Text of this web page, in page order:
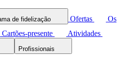
de fidelização Ofertas
Os
Cartões-presente Atividades
Profissionais